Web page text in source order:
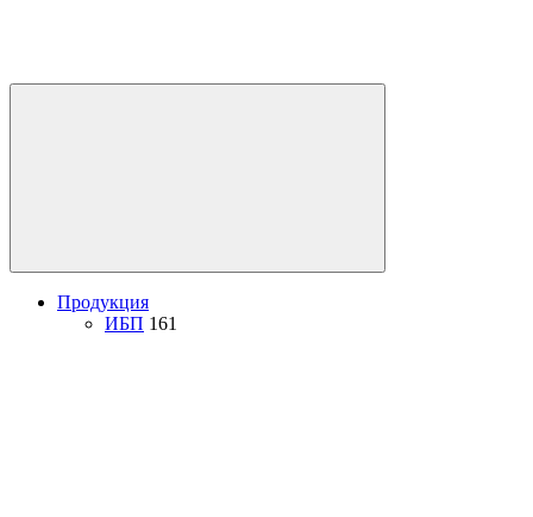
Продукция
ИБП 161